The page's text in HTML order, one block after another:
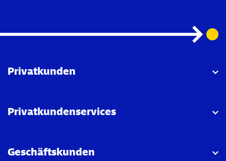
Privatkunden
Privatkundenservices
Geschäftskunden